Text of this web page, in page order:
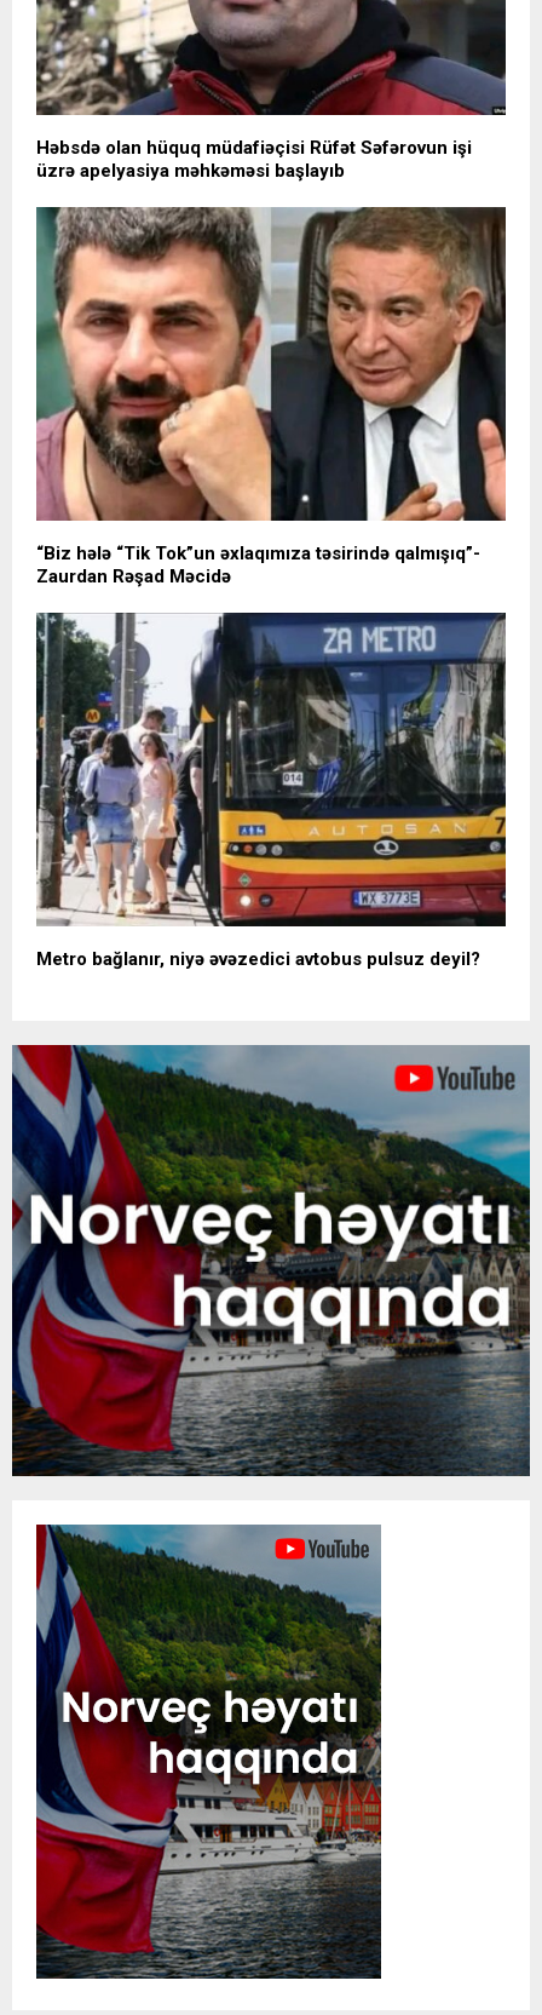
Həbsdə olan hüquq müdafiəçisi Rüfət Səfərovun işi
üzrə apelyasiya məhkəməsi başlayıb
“Biz hələ “Tik Tok”un əxlaqımıza təsirində qalmışıq”-
Zaurdan Rəşad Məcidə
Metro bağlanır, niyə əvəzedici avtobus pulsuz deyil?